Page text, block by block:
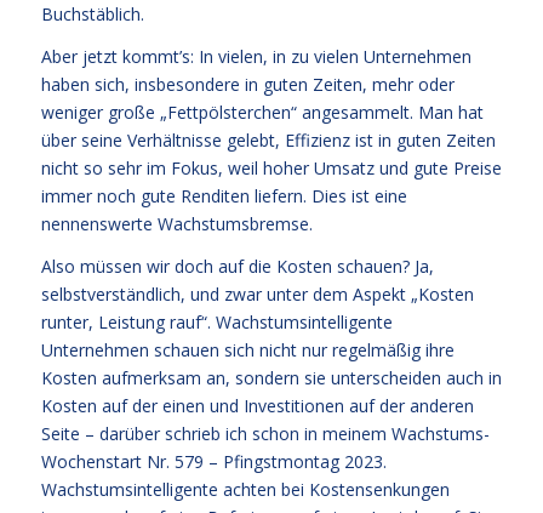
Buchstäblich.
Aber jetzt kommt’s: In vielen, in zu vielen Unternehmen
haben sich, insbesondere in guten Zeiten, mehr oder
weniger große „Fettpölsterchen“ angesammelt. Man hat
über seine Verhältnisse gelebt, Effizienz ist in guten Zeiten
nicht so sehr im Fokus, weil hoher Umsatz und gute Preise
immer noch gute Renditen liefern. Dies ist eine
nennenswerte Wachstumsbremse.
Also müssen wir doch auf die Kosten schauen? Ja,
selbstverständlich, und zwar unter dem Aspekt „Kosten
runter, Leistung rauf“. Wachstumsintelligente
Unternehmen schauen sich nicht nur regelmäßig ihre
Kosten aufmerksam an, sondern sie unterscheiden auch in
Kosten auf der einen und Investitionen auf der anderen
Seite – darüber schrieb ich schon in meinem Wachstums-
Wochenstart Nr. 579 – Pfingstmontag 2023.
Wachstumsintelligente achten bei Kostensenkungen